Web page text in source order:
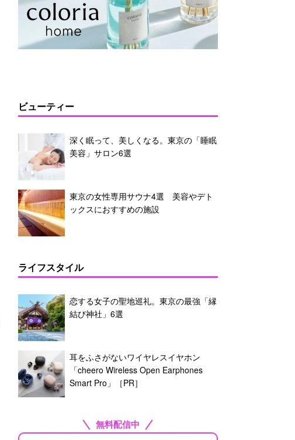
ビューティー
深く眠って、美しくなる。東京の「睡眠
美容」サロン6選
東京の女性専用サウナ4選 美容やデト
ックスにおすすめの施設
ライフスタイル
恋する女子の聖地巡礼。東京の最強「縁
結び神社」6選
耳をふさがないワイヤレスイヤホン
「cheero Wireless Open Earphones
Smart Pro」［PR］
無料配信中